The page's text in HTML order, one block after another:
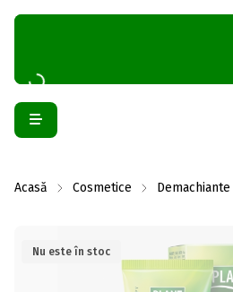
Acasă Cosmetice
Nu este în stoc